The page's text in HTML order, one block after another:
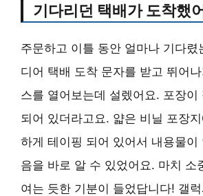
기다리던 택배가 도착했
주문하고 이틀 동안 얼마나 기다렸
디어 택배 도착 문자를 받고 뛰어
스를 열어보는데 설렜어요. 포장이
되어 있더라고요. 얇은 비닐 포장
하게 테이핑 되어 있어서 내용물이
음을 바로 알 수 있었어요. 마치 소
여는 듯한 기분이 들었답니다! 갤